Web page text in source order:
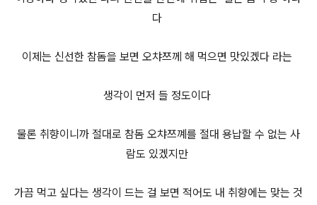
다
이제는 신선한 참돔을 보면 오챠쯔께 해 먹으면 맛있겠다 라는
생각이 먼저 들 정도이다
물론 취향이니까 절대로 참돔 오챠쯔꼐를 절대 용납할 수 없는 사
람도 있겠지만
가끔 먹고 싶다는 생각이 드는 걸 보면 적어도 내 취향에는 맞는 것